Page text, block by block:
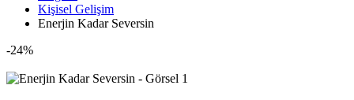
Kişisel Gelişim
Enerjin Kadar Seversin
-24%